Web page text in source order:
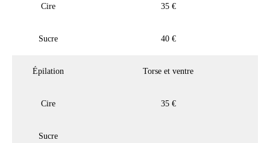
Cire 35 €
Sucre 40 €
Épilation Torse et ventre
Cire 35 €
Sucre